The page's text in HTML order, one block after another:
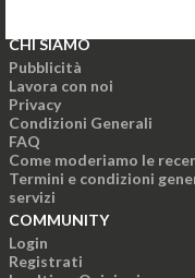
CHI SIAMO
Pubblicità
Lavora con noi
Privacy
Condizioni Generali
FAQ
Come moderiamo le
Termini e condizioni
servizi
COMMUNITY
Login
Registrati